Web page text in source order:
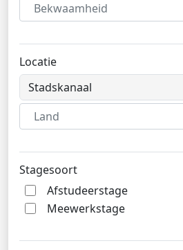
Bekwaamheid
Locatie
Land
Stagesoort
Afstudeerstage
Meewerkstage